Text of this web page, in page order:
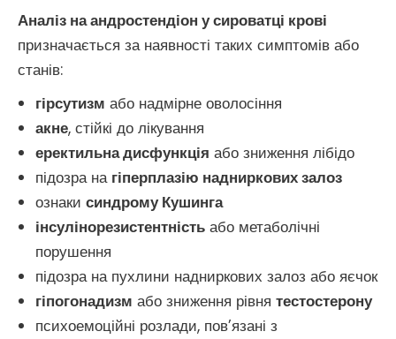
Аналіз на андростендіон у сироватці крові
призначається за наявності таких симптомів або
станів:
гірсутизм або надмірне оволосіння
акне, стійкі до лікування
еректильна дисфункція або зниження лібідо
підозра на гіперплазію надниркових залоз
ознаки синдрому Кушинга
інсулінорезистентність або метаболічні
порушення
підозра на пухлини надниркових залоз або яєчок
гіпогонадизм або зниження рівня тестостерону
психоемоційні розлади, пов’язані з